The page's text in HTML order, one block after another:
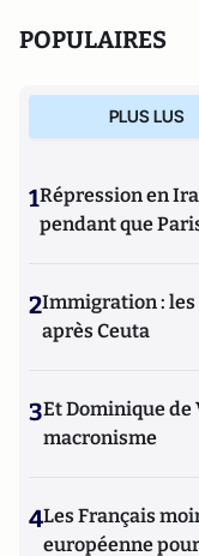
POPULAIRES
PLUS LUS
1Répression en
pendant que
2Immigration :
après Ceuta
3Et Dominique
macronisme
4Les Français
européenne